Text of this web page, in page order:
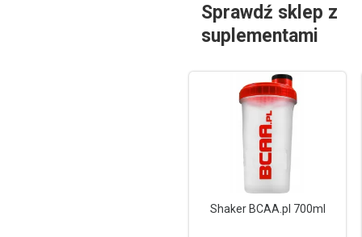
Sprawdź sklep z
suplementami
Shaker BCAA.pl 700ml